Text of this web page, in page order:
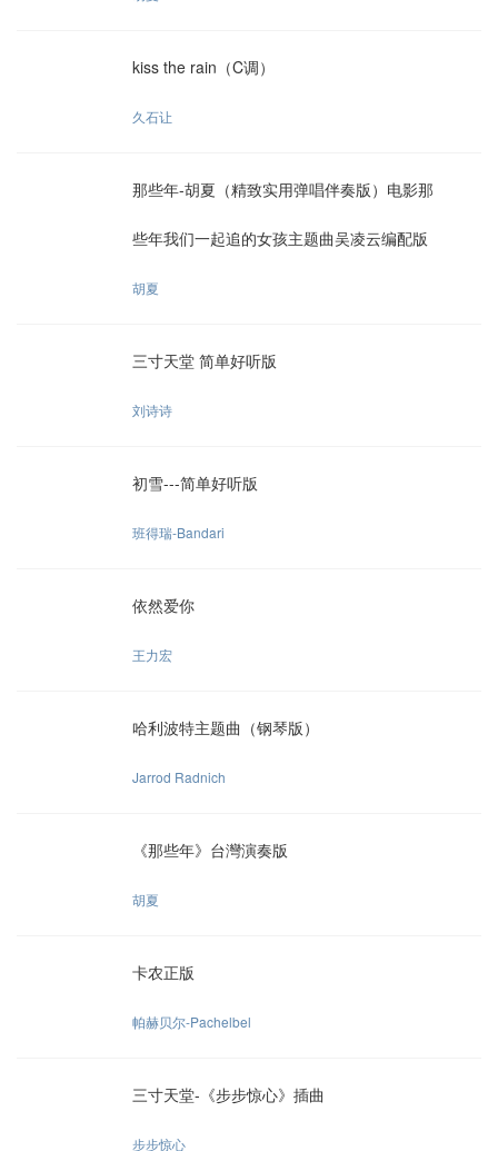
kiss the rain（C调）
久石让
那些年-胡夏（精致实用弹唱伴奏版）电影那
些年我们一起追的女孩主题曲吴凌云编配版
胡夏
三寸天堂 简单好听版
刘诗诗
初雪---简单好听版
班得瑞-Bandari
依然爱你
王力宏
哈利波特主题曲（钢琴版）
Jarrod Radnich
《那些年》台灣演奏版
胡夏
卡农正版
帕赫贝尔-Pachelbel
三寸天堂-《步步惊心》插曲
步步惊心